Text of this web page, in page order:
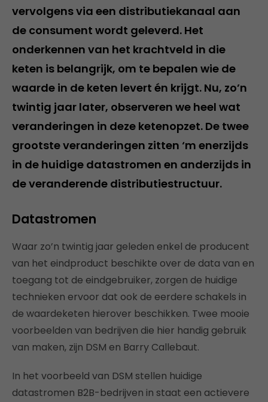
vervolgens via een distributiekanaal aan
de consument wordt geleverd. Het
onderkennen van het krachtveld in die
keten is belangrijk, om te bepalen wie de
waarde in de keten levert én krijgt. Nu, zo’n
twintig jaar later, observeren we heel wat
veranderingen in deze ketenopzet. De twee
grootste veranderingen zitten ‘m enerzijds
in de huidige datastromen en anderzijds in
de veranderende distributiestructuur.
Datastromen
Waar zo’n twintig jaar geleden enkel de producent
van het eindproduct beschikte over de data van en
toegang tot de eindgebruiker, zorgen de huidige
technieken ervoor dat ook de eerdere schakels in
de waardeketen hierover beschikken. Twee mooie
voorbeelden van bedrijven die hier handig gebruik
van maken, zijn DSM en Barry Callebaut.
In het voorbeeld van DSM stellen huidige
datastromen B2B-bedrijven in staat een actievere